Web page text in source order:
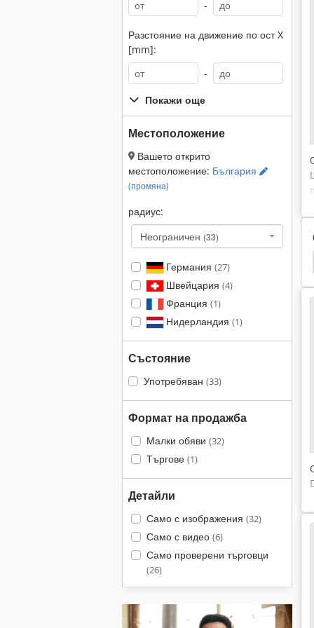
-
Разстояние на движение по ост X
[mm]:
-
Покажи още
Местоположение
Вашето открито
местоположение: България
(промяна)
радиус:
Неограничен (33)
Германия (27)
Швейцария (4)
Франция (1)
Нидерландия (1)
Състояние
Употребяван (33)
Формат на продажба
Малки обяви (32)
Търгове (1)
Детайли
Само с изображения (32)
Само с видео (6)
Само проверени търговци
(26)
Етаж Шлайфане Машини